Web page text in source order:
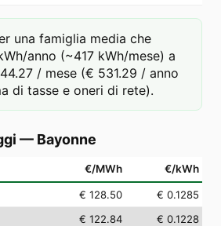
una famiglia media che
anno (~417 kWh/mese) a
/ mese (€ 531.29 / anno
di tasse e oneri di rete).
— Bayonne
€/MWh €/kWh
€ 128.50
€ 0.1285
€ 122.84
€ 0.1228